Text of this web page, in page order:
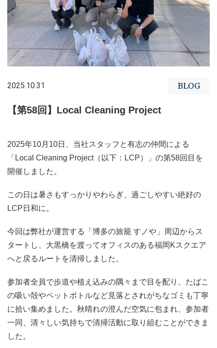
2025.10.31 BLOG
【第58回】Local Cleaning Project
2025年10月10日、当社スタッフと有志の仲間による
「Local Cleaning Project（以下：LCP）」の第58回目を
開催しました。
この日は暑さもすっかりやわらぎ、過ごしやすい絶好の
LCP日和に。
今回は弊社が運営する「博多の旅籠 すノや」周辺からス
タートし、大黒橋を渡ってオフィスのある福岡Kスクエア
へと戻るルートを清掃しました。
参加者全員で歩道や植え込みの隅々まで目を配り、たばこ
の吸い殻やペットボトルなど見落とされがちなゴミも丁寧
に拾い集めました。秋晴れの澄んだ空気に包まれ、参加者
一同、清々しい気持ちで清掃活動に取り組むことができま
した。